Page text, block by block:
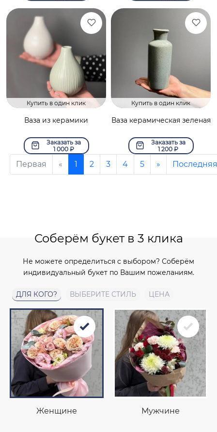
Купить в один клик
Ваза из керамики
Заказать за
1 000₽
Купить в один клик
Ваза керамическая зеленая
Заказать за
1 200 ₽
Первая « 1 2 3 4 5 » Последняя
Соберём букет в 3 клика
Не можете определиться с выбором? Соберём
индивидуальный букет по Вашим пожеланиям.
ДЛЯ КОГО? ВЫБЕРИТЕ СТИЛЬ ЦЕНА
Женщине Мужчине